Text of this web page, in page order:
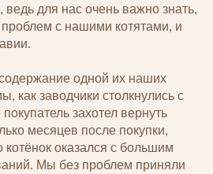
для нас очень важно знать,
проблем с нашими котятами, и
одной их наших
как заводчики столкнулись с
захотел вернуть
месяцев после покупки,
котёнок оказался с большим
Мы без проблем приняли